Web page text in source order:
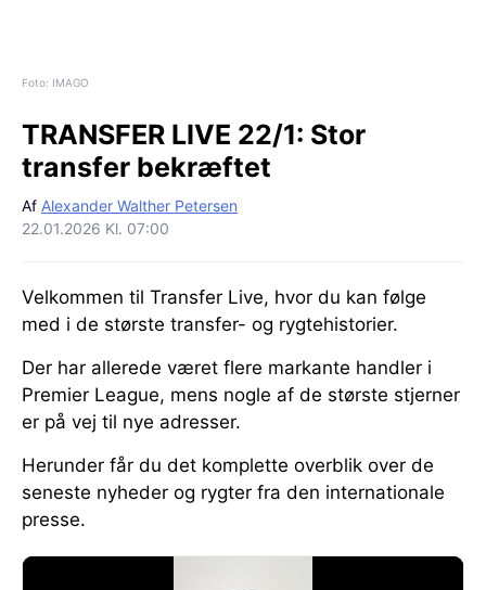
Foto: IMAGO
TRANSFER LIVE 22/1: Stor
transfer bekræftet
Af Alexander Walther Petersen
22.01.2026 Kl. 07:00
Velkommen til Transfer Live, hvor du kan følge
med i de største transfer- og rygtehistorier.
Der har allerede været flere markante handler i
Premier League, mens nogle af de største stjerner
er på vej til nye adresser.
Herunder får du det komplette overblik over de
seneste nyheder og rygter fra den internationale
presse.